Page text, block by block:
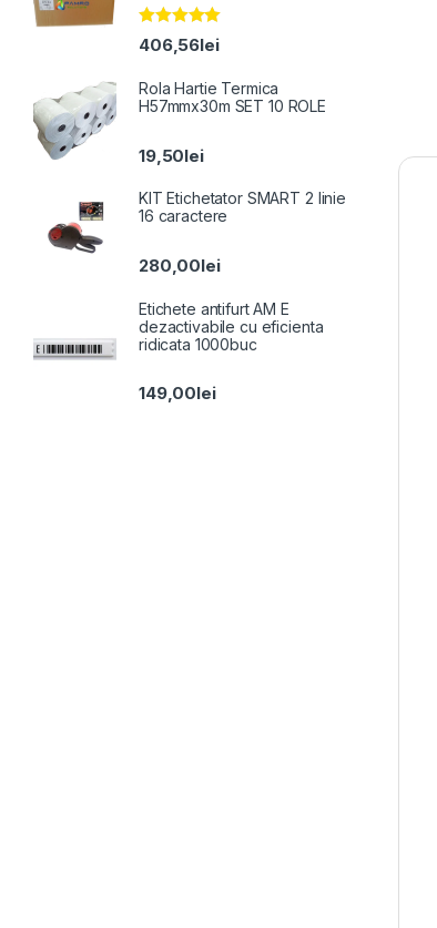
Evaluat la
5.00din 5
406,56lei
Rola Hartie Termica
H57mmx30m SET 10 ROLE
19,50lei
KIT Etichetator SMART 2 linie
16 caractere
280,00lei
Etichete antifurt AM E
dezactivabile cu eficienta
ridicata 1000buc
149,00lei